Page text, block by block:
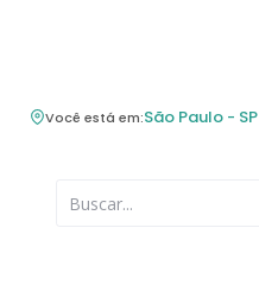
Você está em:São Paulo - SP